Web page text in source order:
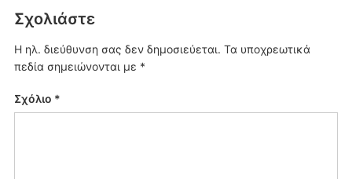
Σχολιάστε
Η ηλ. διεύθυνση σας δεν δημοσιεύεται. Τα υποχρεωτικά
πεδία σημειώνονται με *
Σχόλιο *